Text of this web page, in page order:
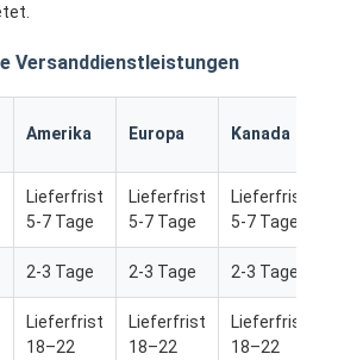
Versanddienstleistungen
Amerika Europa Kanada
Lieferfrist
5-7 Tage
Lieferfrist
5-7 Tage
Lieferfrist
5-7 Tage
2-3 Tage 2-3 Tage 2-3 Tage
Lieferfrist
18–22
Lieferfrist
18–22
Lieferfrist
18–22